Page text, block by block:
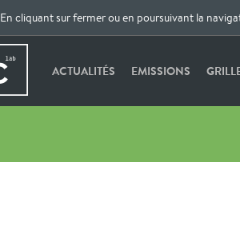
En cliquant sur fermer ou en poursuivant la
ACTUALITÉS EMISSIONS